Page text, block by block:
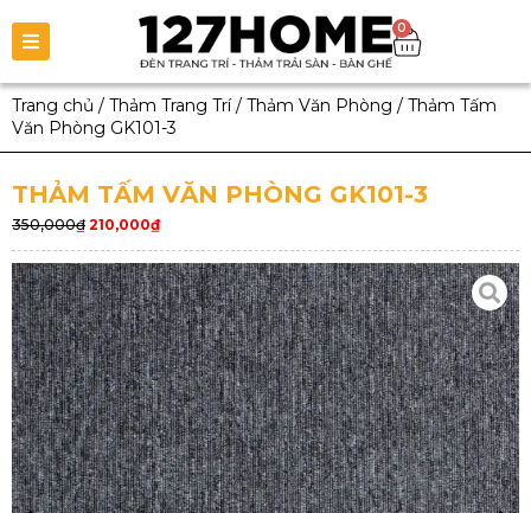
0
Trang chủ / Thảm Trang Trí/ Thảm Văn Phòng / Thảm Tấm
Văn Phòng GK101-3
THẢM TẤM VĂN PHÒNG GK101-3
350,000₫ 210,000₫